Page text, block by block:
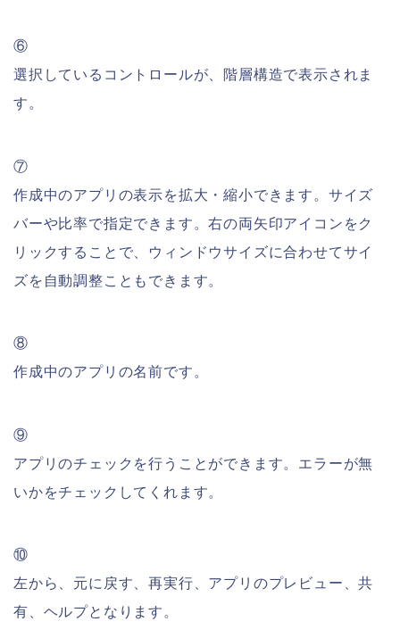
⑥
選択しているコントロールが、階層構造で表示されま
す。
⑦
作成中のアプリの表示を拡大・縮小できます。サイズ
バーや比率で指定できます。右の両矢印アイコンをク
リックすることで、ウィンドウサイズに合わせてサイ
ズを自動調整こともできます。
⑧
作成中のアプリの名前です。
⑨
アプリのチェックを行うことができます。エラーが無
いかをチェックしてくれます。
⑩
左から、元に戻す、再実行、アプリのプレビュー、共
有、ヘルプとなります。